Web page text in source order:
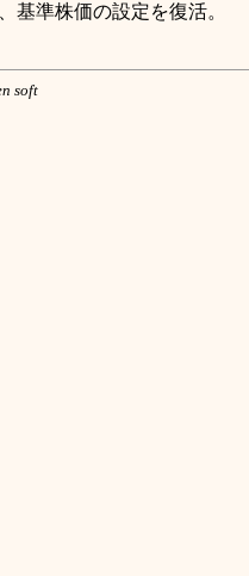
基準株価の設定を復活。
soft